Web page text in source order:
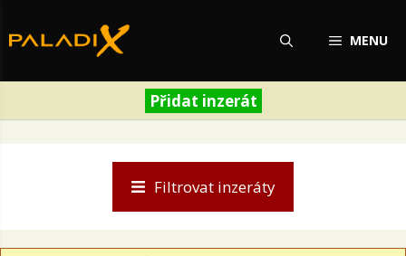
na
MENU
Přidat inzerát
Filtrovat inzeráty